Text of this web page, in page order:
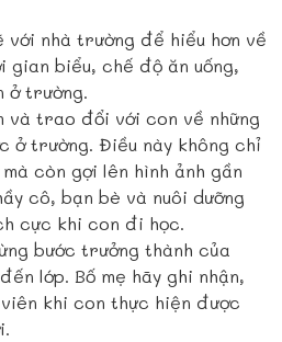
với nhà trường để hiểu hơn về
gian biểu, chế độ ăn uống,
ở trường.
và trao đổi với con về những
ở trường. Điều này không chỉ
còn gợi lên hình ảnh gần
cô, bạn bè và nuôi dưỡng
cực khi con đi học.
bước trưởng thành của
lớp. Bố mẹ hãy ghi nhận,
khi con thực hiện được